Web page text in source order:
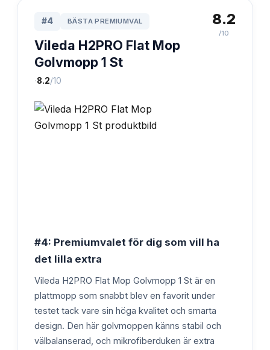
#4 BÄSTA PREMIUMVAL
Vileda H2PRO Flat Mop
Golvmopp 1 St
·8.2/10
8.2
/10
#4: Premiumvalet för dig som vill ha
det lilla extra
Vileda H2PRO Flat Mop Golvmopp 1 St är en
plattmopp som snabbt blev en favorit under
testet tack vare sin höga kvalitet och smarta
design. Den här golvmoppen känns stabil och
välbalanserad, och mikrofiberduken är extra